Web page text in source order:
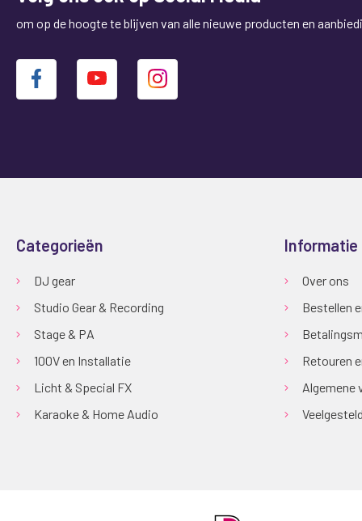
om op de hoogte te blijven van alle nieuwe producten en
Categorieën
DJ gear
Studio Gear & Recording
Stage & PA
100V en Installatie
Licht & Special FX
Karaoke & Home Audio
Informatie
Over ons
Bestellen
Retouren
Algemene